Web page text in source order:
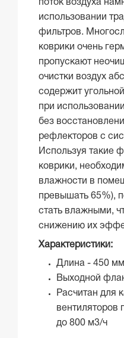
поток воздуха
использовании
фильтров.
коврики очень
пропускают
очистки воздух
содержит
при
без
рефлекторов с
Используя такие
коврики,
влажности в
превышать 65%),
стать влажными,
снижению их
Характеристики:
Длина - 450 мм
Выходной
Расчитан для
вентиляторов
до 800 м3/ч